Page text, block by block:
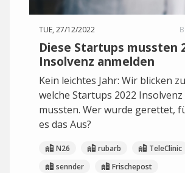
TUE, 27/12/2022
Diese Startups mussten
Insolvenz anmelden
Kein leichtes Jahr: Wir blicken
welche Startups 2022
mussten. Wer wurde gerettet,
es das Aus?
N26 rubarb
TeleClinic
sennder
Frischepost